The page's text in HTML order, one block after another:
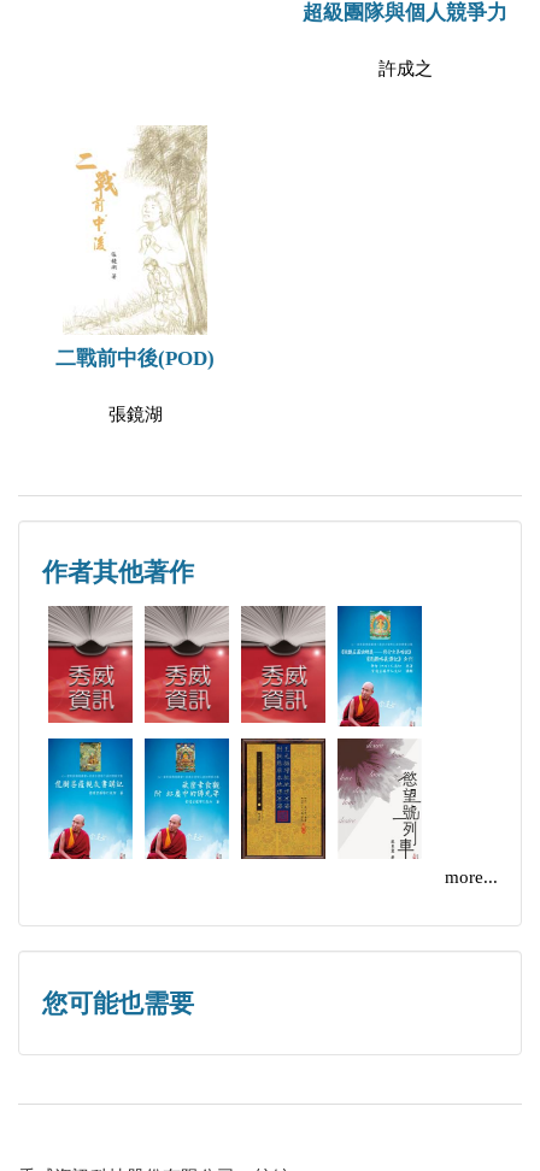
超級團隊與個人競爭力
許成之
二戰前中後(POD)
張鏡湖
作者其他著作
more...
您可能也需要